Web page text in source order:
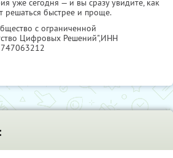
уже сегодня — и вы сразу увидите, как
решаться быстрее и проще.
с ограниченной
Цифровых Решений",ИНН